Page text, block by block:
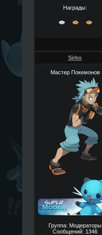
Награды:
Sirko
Мастер Покемонов
Группа: Модераторы
Сообщений: 1346